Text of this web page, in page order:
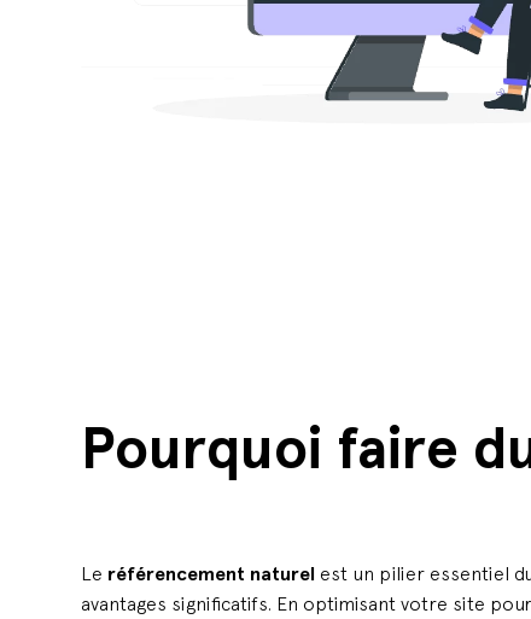
Pourquoi faire
Le référencement naturel est un pilier essentiel
avantages significatifs. En optimisant votre site